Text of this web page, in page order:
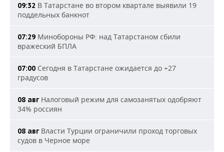
09:32 В Татарстане во втором квартале выявили 19
поддельных банкнот
07:29 Минобороны РФ: над Татарстаном сбили
вражеский БПЛА
07:00 Сегодня в Татарстане ожидается до +27
градусов
08 авг Налоговый режим для самозанятых одобряют
34% россиян
08 авг Власти Турции ограничили проход торговых
судов в Черное море